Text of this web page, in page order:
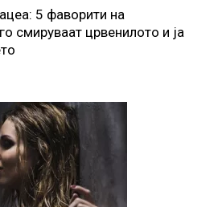
5 фаворити на
смируваат црвенилото и ја